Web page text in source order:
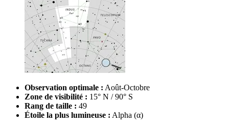
Observation optimale : Août-Octobre
Zone de visibilité : 15° N / 90° S
Rang de taille : 49
Étoile la plus lumineuse : Alpha (α)